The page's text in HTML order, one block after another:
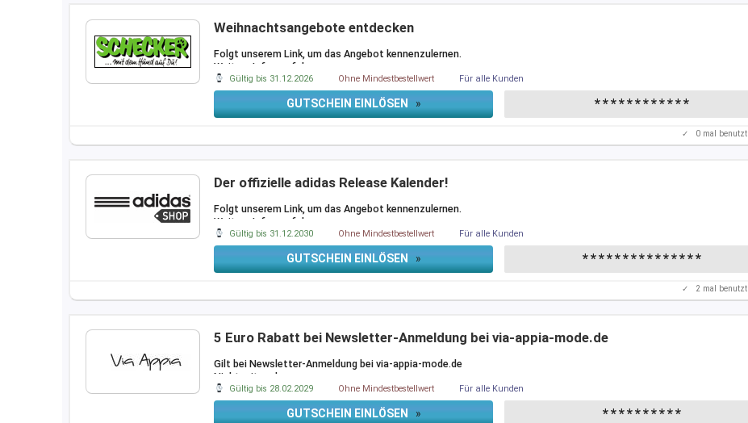
Weihnachtsangebote entdecken
Folgt unserem Link, um das Angebot kennenzulernen.
Weitere Infos auf der
Gültig bis 31.12.2026 Ohne Mindestbestellwert Für alle Kunden
GUTSCHEIN EINLÖSEN » ************
✓ 0mal benutzt
Der offizielle adidas Release Kalender!
Folgt unserem Link, um das Angebot kennenzulernen.
Weitere Infos auf der
Gültig bis 31.12.2030 Ohne Mindestbestellwert Für alle Kunden
GUTSCHEIN EINLÖSEN » ***************
✓ 2 mal benutzt
5 Euro Rabatt bei Newsletter-Anmeldung bei via-appia-mode.de
Gilt bei Newsletter-Anmeldung bei via-appia-mode.de
Nicht mit anderen
Gültig bis 28.02.2029 Ohne Mindestbestellwert Für alle Kunden
GUTSCHEIN EINLÖSEN » **********